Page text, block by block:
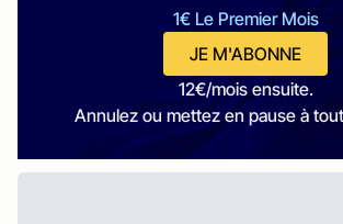
1€ Le Premier Mois
JE M'ABONNE
12€/mois ensuite.
Annulez ou mettez en pause à